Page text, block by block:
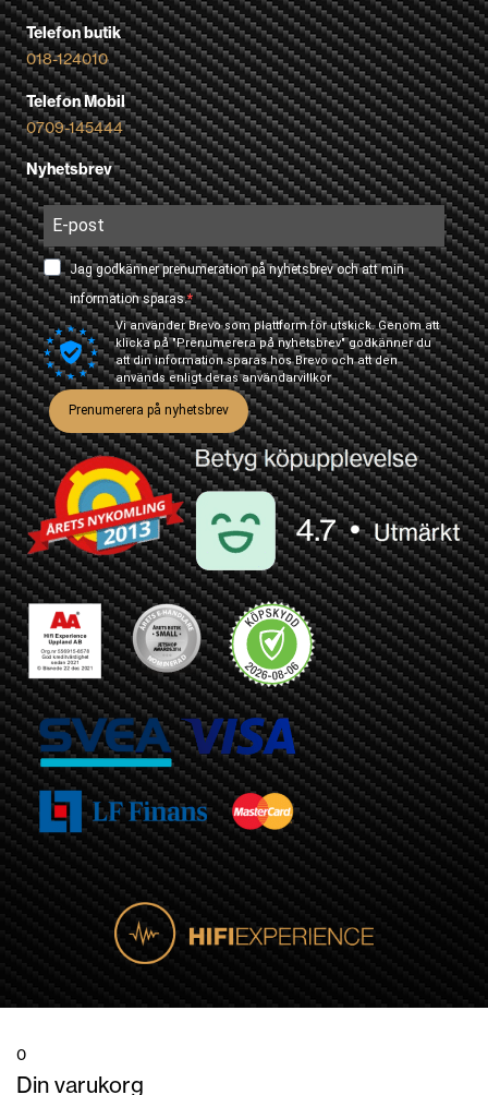
Telefon butik
018-124010
Telefon Mobil
0709-145444
Nyhetsbrev
Jag godkänner prenumeration på nyhetsbrev och att min
information sparas.
Vi använder Brevo som plattform för utskick. Genom att
klicka på "Prenumerera på nyhetsbrev" godkänner du
att din information sparas hos Brevo och att den
används enligt derasanvändarvillkor
Prenumerera på nyhetsbrev
0
Din varukorg